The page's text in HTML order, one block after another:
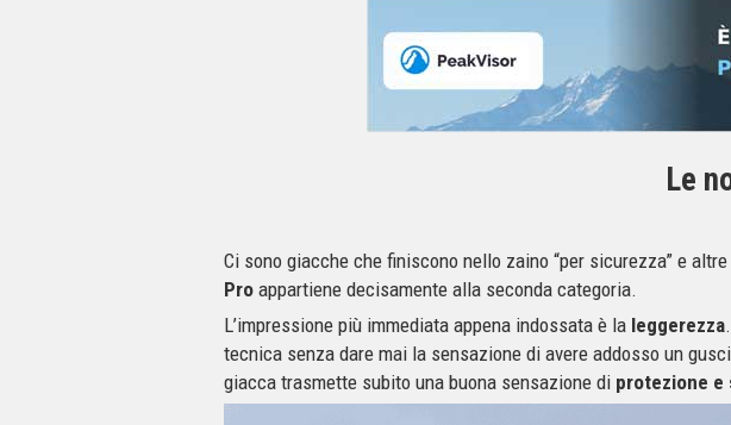
Le
Ci sono giacche che finiscono nello zaino “per sicurezza” e
Pro appartiene decisamente alla seconda categoria.
L’impressione più immediata appena indossata è la leggerezza
tecnica senza dare mai la sensazione di avere addosso un
giacca trasmette subito una buona sensazione di protezione e